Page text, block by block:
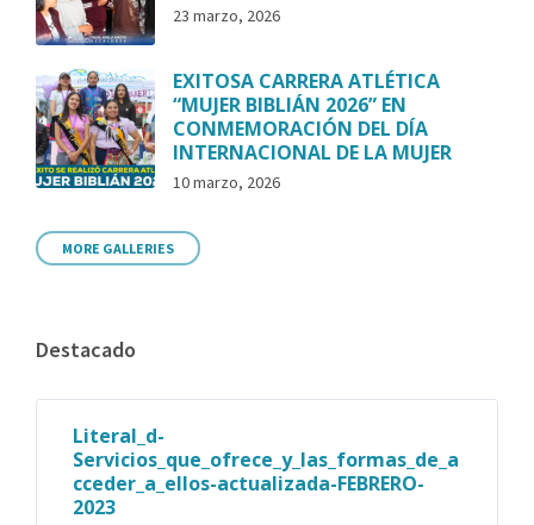
23 marzo, 2026
EXITOSA CARRERA ATLÉTICA
“MUJER BIBLIÁN 2026” EN
CONMEMORACIÓN DEL DÍA
INTERNACIONAL DE LA MUJER
10 marzo, 2026
MORE GALLERIES
Destacado
Literal_d-
Servicios_que_ofrece_y_las_formas_de_a
cceder_a_ellos-actualizada-FEBRERO-
2023